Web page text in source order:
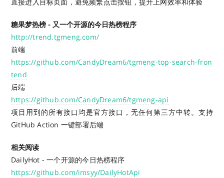
糖果梦热榜 - 又一个开源的今日热榜程序
http://trend.tgmeng.com/
前端
https://github.com/CandyDream6/tgmeng-top-search-fron
tend
后端
https://github.com/CandyDream6/tgmeng-api
项目用到的所有接口均是官方接口，无任何第三方中转。支持
GitHub Action 一键部署后端
相关阅读
DailyHot - 一个开源的今日热榜程序
https://github.com/imsyy/DailyHotApi